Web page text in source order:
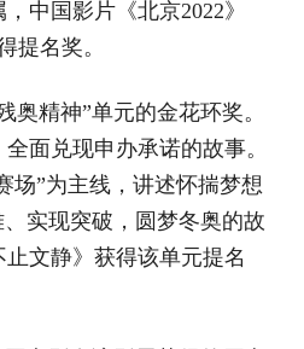
中国影片《北京2022》
提名奖。
奥精神”单元的金花环奖。
面兑现申办承诺的故事。
”为主线，讲述怀揣梦想
实现突破，圆梦冬奥的故
文静》获得该单元提名